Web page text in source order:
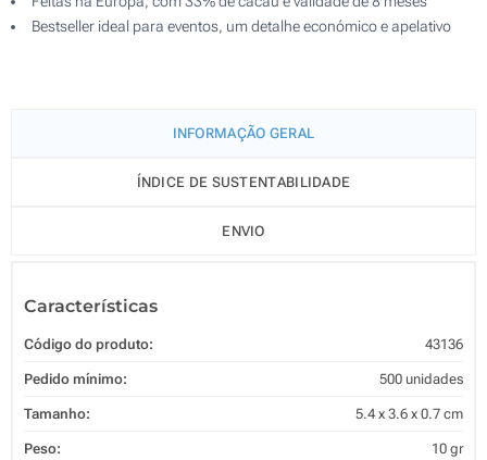
Bestseller ideal para eventos, um detalhe económico e apelativo
INFORMAÇÃO GERAL
ÍNDICE DE SUSTENTABILIDADE
ENVIO
Características
Código do produto: 43136
Pedido mínimo: 500 unidades
Tamanho: 5.4 x 3.6 x 0.7 cm
Peso: 10 gr